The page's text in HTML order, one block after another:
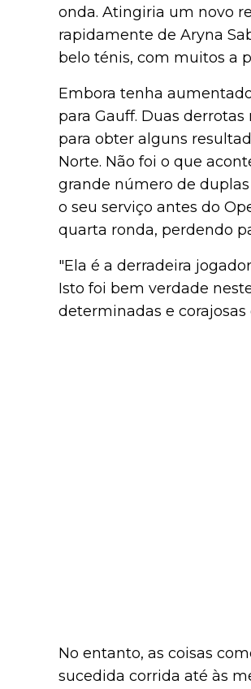
onda. Atingiria um novo
rapidamente de Aryna
belo ténis, com muitos a
Embora tenha
para Gauff. Duas
para obter alguns
Norte. Não foi o que
grande número de
o seu serviço antes do
quarta ronda, perdendo
"Ela é a derradeira
Isto foi bem verdade
determinadas e corajosas
No entanto, as coisas
sucedida corrida até às